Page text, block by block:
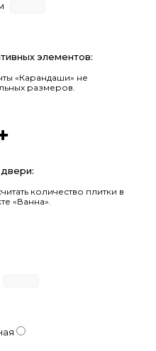
элементов:
«Карандаши» не
размеров.
количество плитки в
«Ванна».